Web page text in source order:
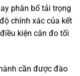
phân bố tải trọng
chính xác của kết
kiện cân đo tối
cần được đào